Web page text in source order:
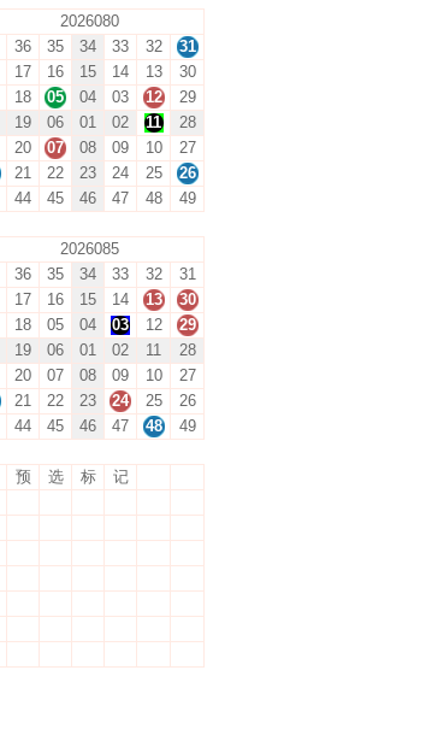
2026080
36 35 34 33 32
31
17 16 15 14 13
30
18 05 04 03 12
29
19 06 01 02 11
28
20 07 08 09 10
27
21 22 23 24 25
26
44 45 46 47 48 49
2026085
36 35 34 33 32
31
17 16 15 14 13
30
18 05 04 03 12
29
19 06 01 02 11
28
20 07 08 09 10
27
21 22 23 24 25
26
44 45 46 47 48 49
预 选 标
记